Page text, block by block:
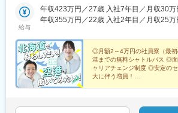
給与
年収423万円／27歳 入社7年目／月収30
年収355万円／22歳 入社2年目／月収25
◎月額2～4万円の社員寮（最
港までの無料シャトルバス ◎
ャリアチェンジ制度 ◎安定の
大に伴う増員！